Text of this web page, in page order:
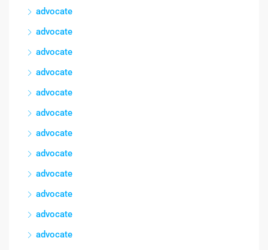
advocate
advocate
advocate
advocate
advocate
advocate
advocate
advocate
advocate
advocate
advocate
advocate